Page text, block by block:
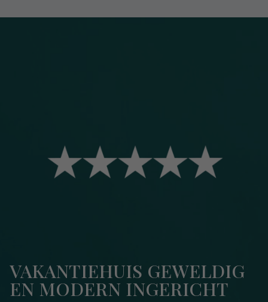
VAKANTIEHUIS GEWELDIG
EN MODERN INGERICHT